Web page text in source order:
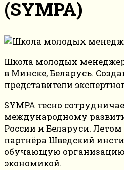
(SYMPA)
Школа молодых
в Минске, Беларусь.
представители
SYMPA тесно
международному
России и Беларуси.
партнёра Шведский
обучающую
экономикой.